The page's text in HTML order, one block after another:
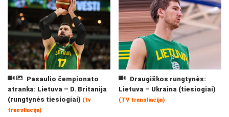
Pasaulio čempionato
atranka: Lietuva – D. Britanija
(rungtynės tiesiogiai) (tv
transliacija)
Draugiškos rungtynės:
Lietuva – Ukraina (tiesiogiai)
(TV transliacija)